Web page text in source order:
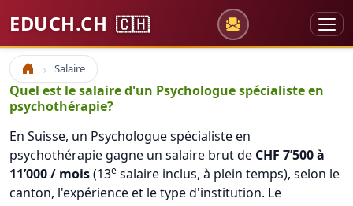
EDUCH.CH 🇨🇭
Accueil Salaire
Quel est le salaire d'un Psychologue spécialiste en
psychothérapie?
En Suisse, un Psychologue spécialiste en
psychothérapie gagne un salaire brut de CHF 7’500 à
11’000 / mois(13e salaire inclus, à plein temps), selon le
canton, l'expérience et le type d'institution. Le